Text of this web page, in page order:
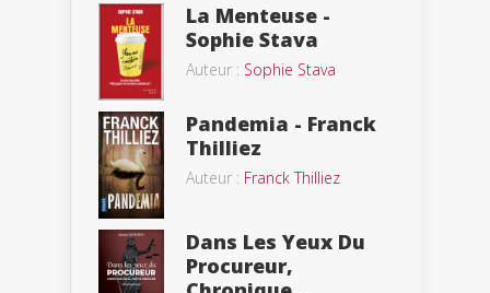
La Menteuse -
Sophie Stava
Auteur : Sophie Stava
Pandemia - Franck
Thilliez
Auteur : Franck Thilliez
Dans Les Yeux Du
Procureur,